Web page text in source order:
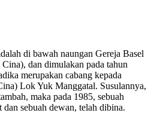
di bawah naungan Gereja Basel
dan dimulakan pada tahun
merupakan cabang kepada
Lok Yuk Manggatal. Susulannya,
maka pada 1985, sebuah
sebuah dewan, telah dibina.